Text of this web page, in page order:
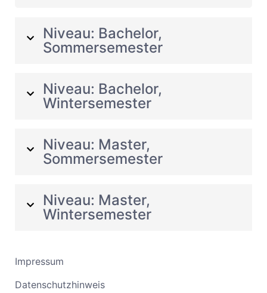
Niveau: Bachelor,
Sommersemester
Niveau: Bachelor,
Wintersemester
Niveau: Master,
Sommersemester
Niveau: Master,
Wintersemester
Impressum
Datenschutzhinweis